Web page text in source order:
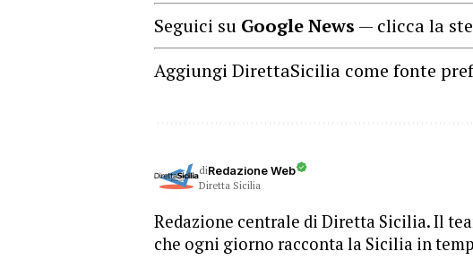
Seguici su Google News — clicca la
Aggiungi DirettaSicilia come fonte
diRedazione Web
Diretta Sicilia
Redazione centrale di Diretta Sicilia. Il
che ogni giorno racconta la Sicilia in